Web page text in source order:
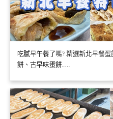
吃膩早午餐了嗎? 精選新北早餐
餅、古早味蛋餅….